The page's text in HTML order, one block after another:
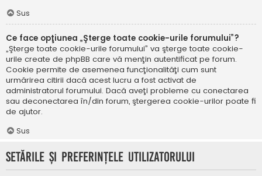
Sus
Ce face opţiunea „Şterge toate cookie-urile forumului”?
„Şterge toate cookie-urile forumului” va şterge toate cookie-
urile create de phpBB care vă menţin autentificat pe forum.
Cookie permite de asemenea funcţionalităţi cum sunt
urmărirea citirii dacă acest lucru a fost activat de
administratorul forumului. Dacă aveţi probleme cu conectarea
sau deconectarea în/din forum, ştergerea cookie-urilor poate fi
de ajutor.
Sus
Setările şi preferinţele utilizatorului